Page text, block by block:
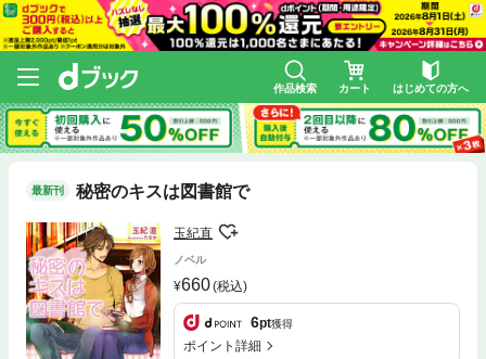
作品検索 カート はじめての方へ
最新刊 秘密のキスは図書館で
玉紀直
ノベル
660(税込)
6pt獲得
ポイント詳細